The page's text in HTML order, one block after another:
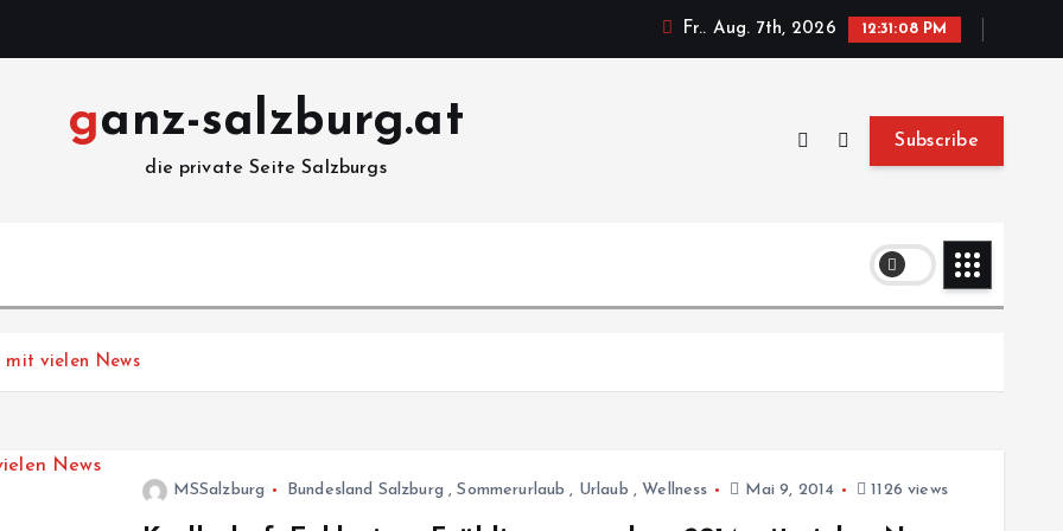
Fr.. Aug. 7th, 2026 12:31:08 PM
ganz-salzburg.at
die private Seite Salzburgs
Subscribe
mit vielen News
MSSalzburg Bundesland Salzburg ,Sommerurlaub , Urlaub , Wellness Mai 9, 2014 1126 views